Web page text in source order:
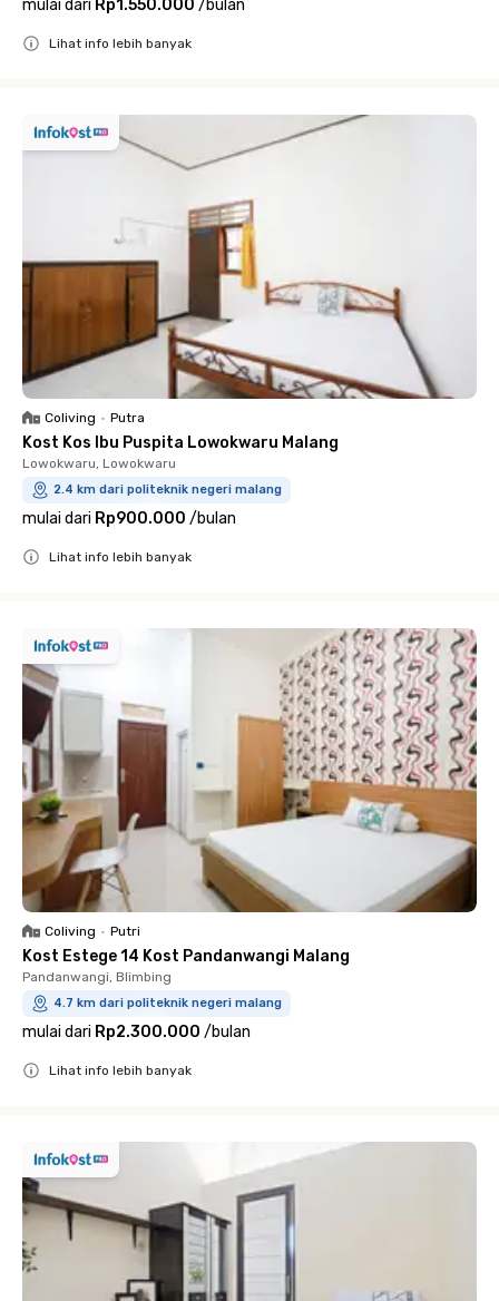
mulai dari Rp1.550.000 /bulan
Lihat info lebih banyak
Coliving • Putra
Kost Kos Ibu Puspita Lowokwaru Malang
Lowokwaru, Lowokwaru
2.4 km dari politeknik negeri malang
mulai dari Rp900.000 /bulan
Lihat info lebih banyak
Coliving • Putri
Kost Estege 14 Kost Pandanwangi Malang
Pandanwangi, Blimbing
4.7 km dari politeknik negeri malang
mulai dari Rp2.300.000 /bulan
Lihat info lebih banyak